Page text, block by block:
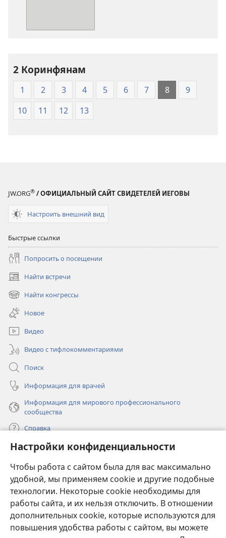
Настройки конфиденциальности
Чтобы работа с сайтом была для вас максимально
удобной, мы применяем cookie и другие подобные
технологии. Некоторые cookie необходимы для
работы сайта, и их нельзя отключить. В отношении
дополнительных cookie, которые используются для
повышения удобства работы с сайтом, вы можете
года)года)
2 Коринфянам
1 2 3 4 5 6 7 8
9
10
11 12 13
JW.ORG® / ОФИЦИАЛЬНЫЙ САЙТ СВИДЕТЕЛЕЙ ИЕГОВЫ
Настроить внешний вид
Быстрые ссылки
Попросить о посещении
Найти встречи
(открывается
в
новом
окне)
Найти конгрессы
(открывается
новом
окне)
Новое
Видео
Видео с тифлокомментариями
Поиск
Информация для врачей
Информация для мирового профессионального
сообщества
Справка
Пожертвования
в
новом
окне)
ОНЛАЙН-БИБЛИОТЕКА Сторожевой башни
(открывается
новом
окне)
JW Hub®
(открывается
в
новомJW Library ®